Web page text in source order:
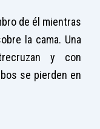
de él mientras
la cama. Una
y con
se pierden en